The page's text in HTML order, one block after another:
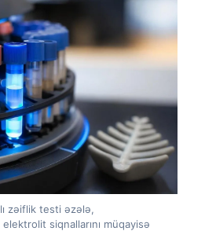
zəiflik testi əzələ,
siqnallarını müqayisə